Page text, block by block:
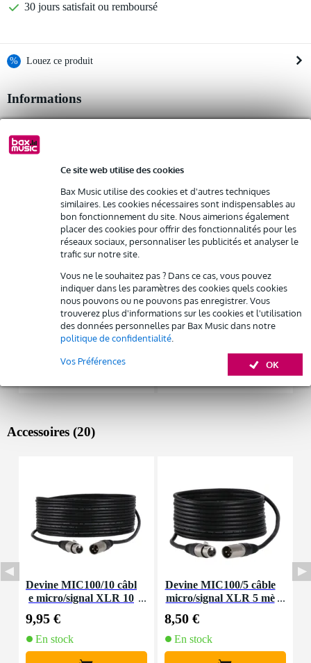
Ce site web utilise des cookies
Bax Music utilise des cookies et d'autres techniques
similaires. Les cookies nécessaires sont indispensables au
bon fonctionnement du site. Nous aimerions également
placer des cookies pour offrir des fonctionnalités pour les
réseaux sociaux, personnaliser les publicités et analyser le
trafic sur notre site.
Vous ne le souhaitez pas ? Dans ce cas, vous pouvez
indiquer dans les paramètres des cookies quels cookies
nous pouvons ou ne pouvons pas enregistrer. Vous
trouverez plus d'informations sur les cookies et l'utilisation
des données personnelles par Bax Music dans notre
politique de confidentialité
OK
Vos Préférences
30 jours satisfait ou remboursé
% Louez ce produit
Louez ce produit à partir de 39 € par mois
Location de plusieurs produits à la fois : min. 300 € et max.
Livraison à domicile
Résiliation possible du contrat après 4 mois
Possibilité d'acheter votre/vos produit(s) à un tarif réduit
Louez ce produit
Informations
Autres variantes (4)
Autres variantes (9)
Accessoires (20)
Devine MIC100/10 câbl
e micro/signal XLR 10
9,95 €
En stock
Devine MIC100/5 câble
micro/signal XLR 5 mè
8,50 €
En stock